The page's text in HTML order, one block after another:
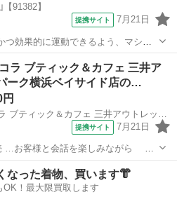
91382】
提携サイト 7月21日
効果的に運動できるよう、マシン
動が初めての方や苦手な方がほとん
ん。「今日はこの動きを意識しまし
がら、...
ラ ブティック＆カフェ 三井ア
ーク横浜ベイサイド店の…
提携サイト 7月21日
ご褒美に」 「大
のすてきな想いを お手伝いできる楽
なった着物、買います👘
OK！最大限買取します